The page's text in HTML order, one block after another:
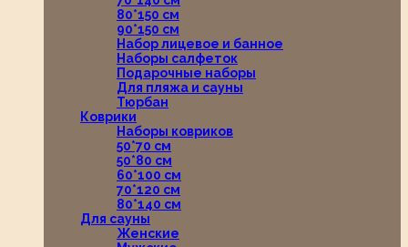
80*150 см
90*150 см
Набор лицевое и банное
Наборы салфеток
Подарочные наборы
Для пляжа и сауны
Тюрбан
Коврики
Наборы ковриков
50*70 см
50*80 см
60*100 см
70*120 см
80*140 см
Для сауны
Женские